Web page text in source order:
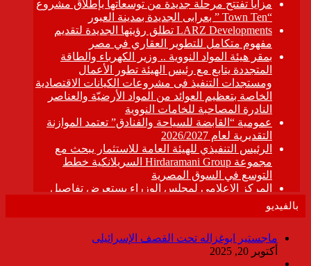
بالفيديو
ماجستير ابوغزاله تحت القصف الإسرائيلى
أكتوبر 20, 2025